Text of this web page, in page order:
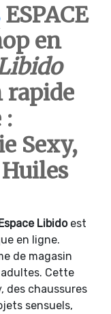
ESPACE
en
rapide
:
Sexy,
Libido est
en ligne.
de magasin
Cette
des chaussures
sensuels,